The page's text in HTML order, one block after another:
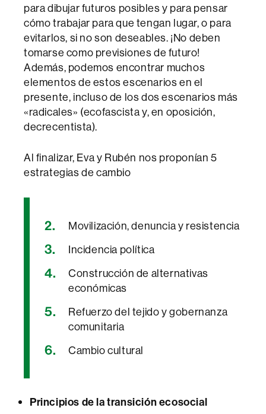
para dibujar futuros posibles y para pensar
cómo trabajar para que tengan lugar, o para
evitarlos, si no son deseables. ¡No deben
tomarse como previsiones de futuro!
Además, podemos encontrar muchos
elementos de estos escenarios en el
presente, incluso de los dos escenarios más
«radicales» (ecofascista y, en oposición,
decrecentista).
Al finalizar, Eva y Rubén nos proponían 5
estrategias de cambio
Movilización, denuncia y resistencia
Incidencia política
Construcción de alternativas
económicas
Refuerzo del tejido y gobernanza
comunitaria
Cambio cultural
Principios de la transición ecosocial